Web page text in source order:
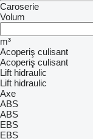
Caroserie
Volum
m³
Acoperiş culisant
Acoperiş culisant
Lift hidraulic
Lift hidraulic
Axe
ABS
ABS
EBS
EBS